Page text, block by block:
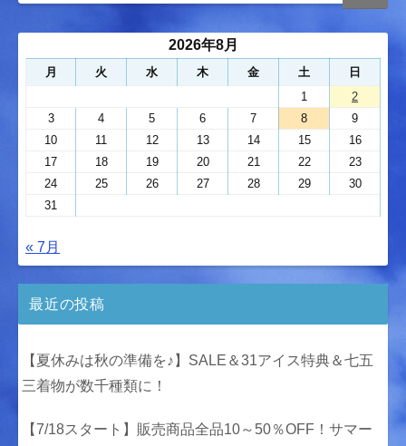
2026年8月
月 火 水 木 金 土
日
1
2
3
4 5 6 7 8
9
10
11 12 13 14 15
16
17
18 19 20 21 22
23
24
25 26 27 28 29
30
31
« 7月
最近の投稿
【夏休みは秋の準備を♪】SALE＆31アイス特典＆七五
三着物が数千種類に！
【7/18スタート】販売商品全品10～50％OFF！サマー